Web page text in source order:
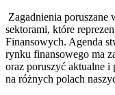
Zagadnienia poruszane
sektorami, które
Finansowych. Agenda
rynku finansowego ma
oraz poruszyć aktualne i
na różnych polach